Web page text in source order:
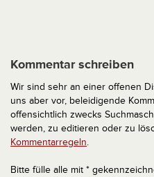
Kommentar schreiben
Wir sind sehr an einer offenen
uns aber vor, beleidigende
offensichtlich zwecks
werden, zu editieren oder zu
Kommentarregeln.
Bitte fülle alle mit *